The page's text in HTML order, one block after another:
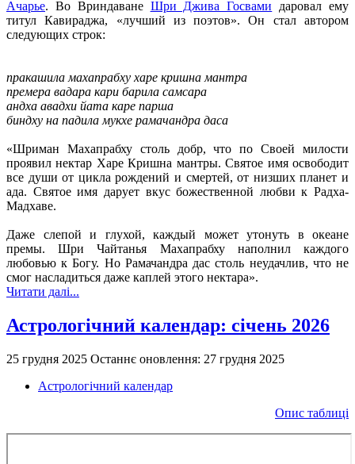
Ачарье. Во Вриндаване Шри Джива Госвами даровал ему
титул Кавираджа, «лучший из поэтов». Он стал автором
следующих строк:
пракашила махапрабху харе кришна мантра
премера вадара кари барила самсара
андха авадхи йата каре парша
биндху на падила мукхе рамачандра даса
«Шриман Махапрабху столь добр, что по Своей милости
проявил нектар Харе Кришна мантры. Святое имя освободит
все души от цикла рождений и смертей, от низших планет и
ада. Святое имя дарует вкус божественной любви к Радха-
Мадхаве.
Даже слепой и глухой, каждый может утонуть в океане
премы. Шри Чайтанья Махапрабху наполнил каждого
любовью к Богу. Но Рамачандра дас столь неудачлив, что не
смог насладиться даже каплей этого нектара».
Читати далі...
Астрологічний календар: січень 2026
25 грудня 2025 Останнє оновлення: 27 грудня 2025
Астрологічний календар
Опис таблиці